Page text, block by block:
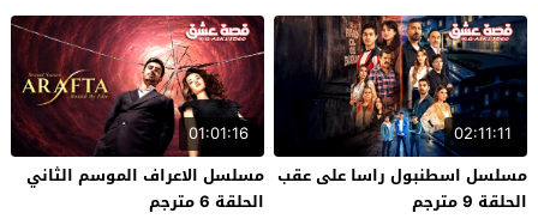
02:11:11
مسلسل اسطنبول راسا على عقب
الحلقة 9 مترجم
01:01:16
مسلسل الاعراف الموسم الثاني
الحلقة 6 مترجم